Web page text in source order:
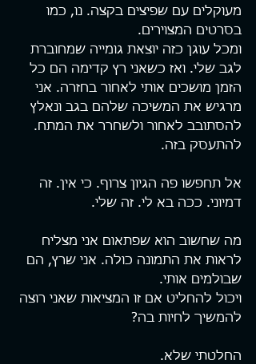
מעוקלים עם שפיצים בקצה. נו, כמו
בסרטים המצוירים.
ומכל עוגן כזה יוצאת גומייה שמחוברת
לגב שלי. ואז כשאני רץ קדימה הם כל
הזמן מושכים אותי לאחור בחזרה. אני
מרגיש את המשיכה שלהם בגב ונאלץ
להסתובב לאחור ולשחרר את המתח.
להתעסק בזה.
אל תחפשו פה הגיון צרוף. כי אין. זה
דמיוני. ככה בא לי. זה שלי.
מה שחשוב הוא שפתאום אני מצליח
לראות את התמונה כולה. אני שרץ, הם
שבולמים אותי.
ויכול להחליט אם זו המציאות שאני רוצה
להמשיך לחיות בה?
החלטתי שלא.